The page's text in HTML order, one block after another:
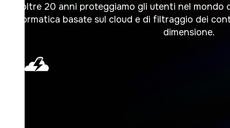
Da oltre 20 anni proteggiamo gli utenti nel
informatica basate sul cloud e di filtraggio dei
dimensione.